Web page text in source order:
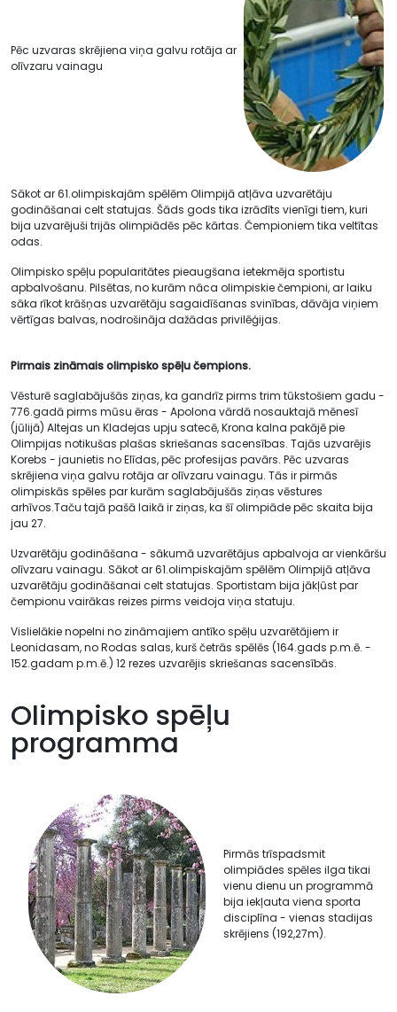
Pēc uzvaras skrējiena viņa galvu rotāja ar
olīvzaru vainagu
Sākot ar 61.olimpiskajām spēlēm Olimpijā atļāva uzvarētāju
godināšanai celt statujas. Šāds gods tika izrādīts vienīgi tiem, kuri
bija uzvarējuši trijās olimpiādēs pēc kārtas. Čempioniem tika veltītas
odas.
Olimpisko spēļu popularitātes pieaugšana ietekmēja sportistu
apbalvošanu. Pilsētas, no kurām nāca olimpiskie čempioni, ar laiku
sāka rīkot krāšņas uzvarētāju sagaidīšanas svinības, dāvāja viņiem
vērtīgas balvas, nodrošināja dažādas privilēģijas.
Pirmais zināmais olimpisko spēļu čempions.
Vēsturē saglabājušās ziņas, ka gandrīz pirms trim tūkstošiem gadu -
776.gadā pirms mūsu ēras - Apolona vārdā nosauktajā mēnesī
(jūlijā) Altejas un Kladejas upju satecē, Krona kalna pakājē pie
Olimpijas notikušas plašas skriešanas sacensības. Tajās uzvarējis
Korebs - jaunietis no Elīdas, pēc profesijas pavārs. Pēc uzvaras
skrējiena viņa galvu rotāja ar olīvzaru vainagu. Tās ir pirmās
olimpiskās spēles par kurām saglabājušās ziņas vēstures
arhīvos.Taču tajā pašā laikā ir ziņas, ka šī olimpiāde pēc skaita bija
jau 27.
Uzvarētāju godināšana - sākumā uzvarētājus apbalvoja ar vienkāršu
olīvzaru vainagu. Sākot ar 61.olimpiskajām spēlēm Olimpijā atļāva
uzvarētāju godināšanai celt statujas. Sportistam bija jākļūst par
čempionu vairākas reizes pirms veidoja viņa statuju.
Vislielākie nopelni no zināmajiem antīko spēļu uzvarētājiem ir
Leonidasam, no Rodas salas, kurš četrās spēlēs (164.gads p.m.ē. -
152.gadam p.m.ē.) 12 rezes uzvarējis skriešanas sacensībās.
Olimpisko spēļu
programma
Pirmās trīspadsmit
olimpiādes spēles ilga tikai
vienu dienu un programmā
bija iekļauta viena sporta
disciplīna - vienas stadijas
skrējiens (192,27m).